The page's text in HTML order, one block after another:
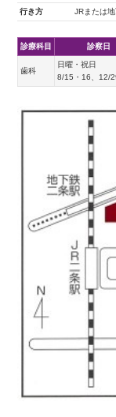
行き方 JRまたは
診療科目 診察日
歯科
日曜・祝日
8/15・16、12/